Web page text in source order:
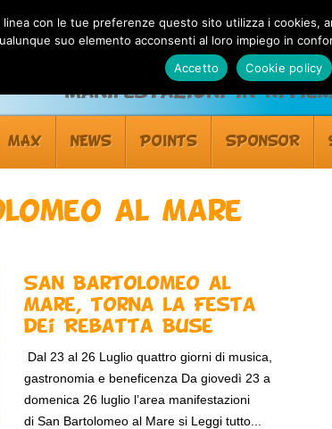
Manifestazioni in
MAX NEWS POINTS SPONSOR
al Mare
San Bartolomeo al
Mare, torna la Festa
dei Rebatta Buse
Dal 23 al 26 Luglio quattro giorni di musica,
gastronomia e beneficenza Da giovedì 23 a
domenica 26 luglio l’area manifestazioni
di San Bartolomeo al Mare si Leggi tutto...
con le tue preferenze questo sito utilizza i cookies,
suo elemento acconsenti al loro impiego in
Accetto
Cookie policy